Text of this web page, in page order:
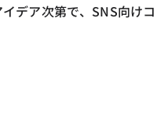
デア次第で、SNS向け